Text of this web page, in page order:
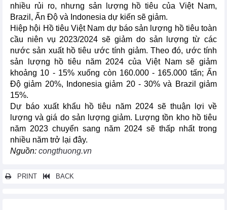
nhiều rủi ro, nhưng sản lượng hồ tiêu của Việt Nam,
Brazil, Ấn Độ và Indonesia dự kiến sẽ giảm.
Hiệp hội Hồ tiêu Việt Nam dự báo sản lượng hồ tiêu toàn
cầu niên vụ 2023/2024 sẽ giảm do sản lượng từ các
nước sản xuất hồ tiêu ước tính giảm. Theo đó, ước tính
sản lượng hồ tiêu năm 2024 của Việt Nam sẽ giảm
khoảng 10 - 15% xuống còn 160.000 - 165.000 tấn; Ấn
Độ giảm 20%, Indonesia giảm 20 - 30% và Brazil giảm
15%.
Dự báo xuất khẩu hồ tiêu năm 2024 sẽ thuận lợi về
lượng và giá do sản lượng giảm. Lượng tồn kho hồ tiêu
năm 2023 chuyển sang năm 2024 sẽ thấp nhất trong
nhiều năm trở lại đây.
Nguồn: congthuong.vn
PRINT BACK